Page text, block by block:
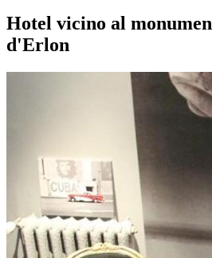
Hotel vicino al
d'Erlon